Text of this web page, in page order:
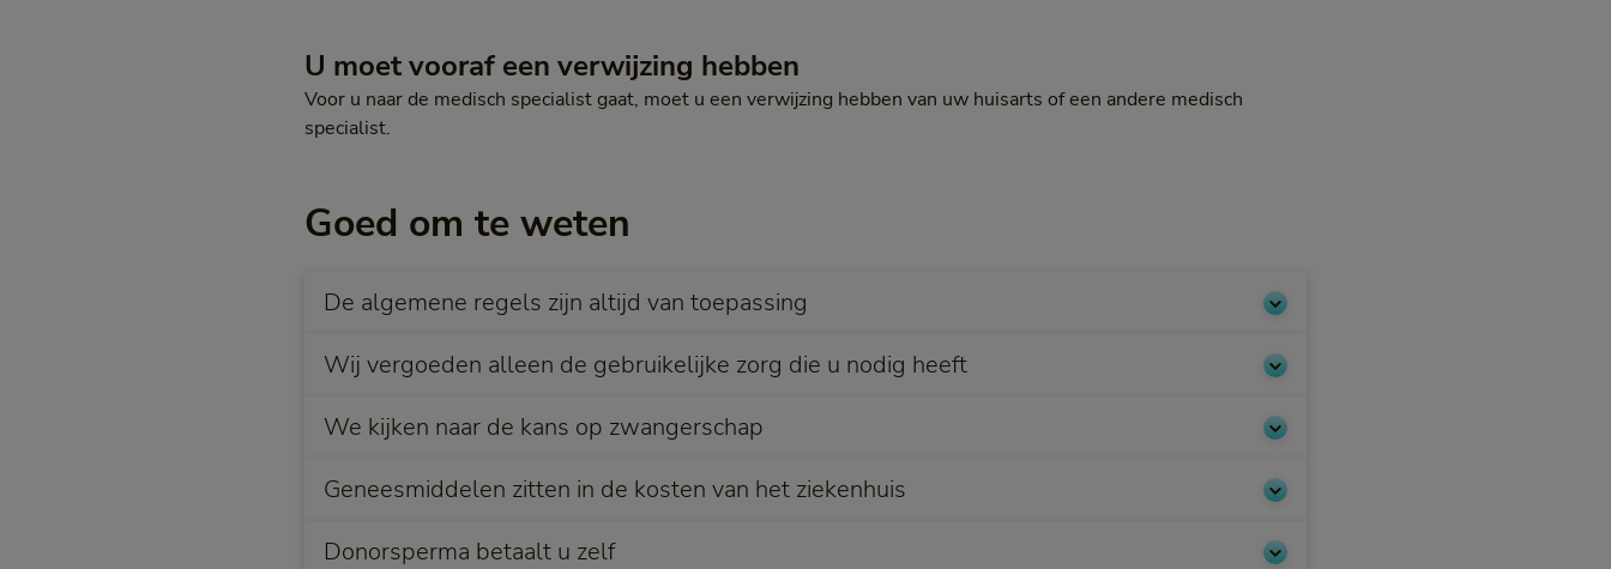
U moet vooraf een verwijzing hebben
Voor u naar de medisch specialist gaat, moet u een verwijzing hebben van uw huisarts of een andere medisch
specialist.
Goed om te weten
De algemene regels zijn altijd van toepassing
Wij vergoeden alleen de gebruikelijke zorg die u nodig heeft
We kijken naar de kans op zwangerschap
Geneesmiddelen zitten in de kosten van het ziekenhuis
Donorsperma betaalt u zelf